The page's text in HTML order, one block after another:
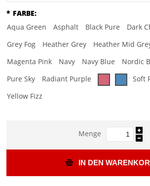
* FARBE:
Aqua Green
Asphalt Black Pure
Dark
Grey Fog
Heather Grey
Heather Mid
Magenta Pink
Navy Navy Blue Nordic
Pure Sky
Radiant Purple
Soft
Yellow Fizz
Menge
IN DEN